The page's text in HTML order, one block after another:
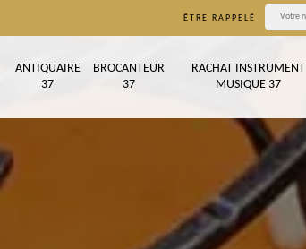
ÊTRE RAPPELÉ
ANTIQUAIRE
37
BROCANTEUR
37
RACHAT INSTRUMENT
MUSIQUE 37